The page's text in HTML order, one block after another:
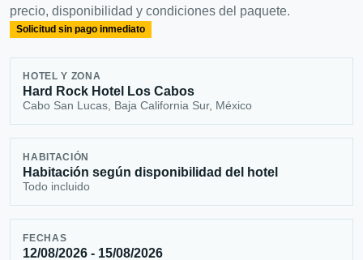
precio, disponibilidad y condiciones del paquete.
Solicitud sin pago inmediato
HOTEL Y ZONA
Hard Rock Hotel Los Cabos
Cabo San Lucas, Baja California Sur, México
HABITACIÓN
Habitación según disponibilidad del hotel
Todo incluido
FECHAS
12/08/2026 - 15/08/2026